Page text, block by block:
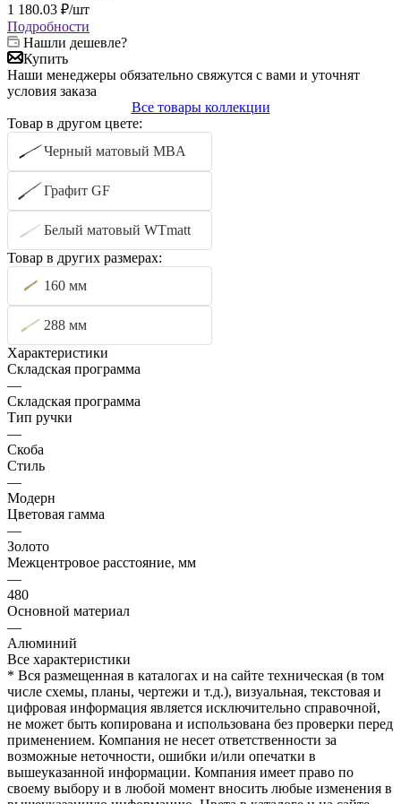
1 180.03 ₽/шт
Подробности
Нашли дешевле?
Купить
Наши менеджеры обязательно свяжутся с вами и уточнят
условия заказа
Все товары коллекции
Товар в другом цвете:
Черный матовый MBA
Графит GF
Белый матовый WTmatt
Товар в других размерах:
160 мм
288 мм
Характеристики
Складская программа
—
Складская программа
Тип ручки
—
Скоба
Стиль
—
Модерн
Цветовая гамма
—
Золото
Межцентровое расстояние, мм
—
480
Основной материал
—
Алюминий
Все характеристики
* Вся размещенная в каталогах и на сайте техническая (в том
числе схемы, планы, чертежи и т.д.), визуальная, текстовая и
цифровая информация является исключительно справочной,
не может быть копирована и использована без проверки перед
применением. Компания не несет ответственности за
возможные неточности, ошибки и/или опечатки в
вышеуказанной информации. Компания имеет право по
своему выбору и в любой момент вносить любые изменения в